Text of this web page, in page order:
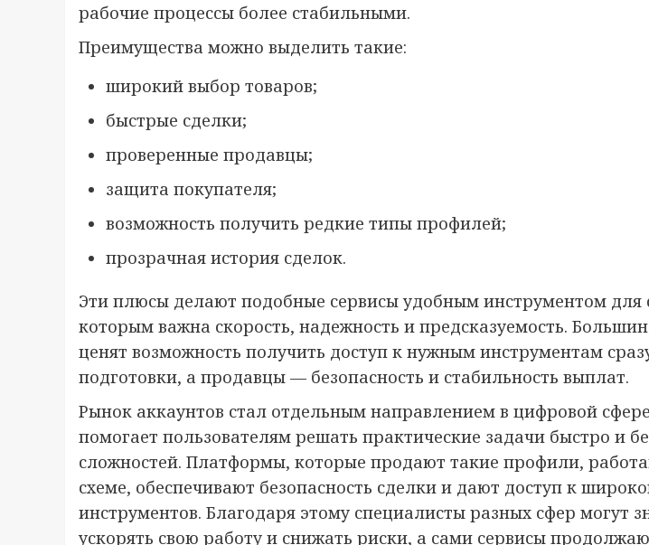
рабочие процессы более стабильными.
Преимущества можно выделить такие:
широкий выбор товаров;
быстрые сделки;
проверенные продавцы;
защита покупателя;
возможность получить редкие типы профилей;
прозрачная история сделок.
Эти плюсы делают подобные сервисы удобным инструментом для
которым важна скорость, надежность и предсказуемость.
ценят возможность получить доступ к нужным инструментам
подготовки, а продавцы — безопасность и стабильность выплат.
Рынок аккаунтов стал отдельным направлением в цифровой
помогает пользователям решать практические задачи быстро и
сложностей. Платформы, которые продают такие профили,
схеме, обеспечивают безопасность сделки и дают доступ к
инструментов. Благодаря этому специалисты разных сфер могут
ускорять свою работу и снижать риски, а сами сервисы